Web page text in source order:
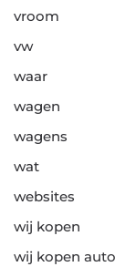
vroom
vw
waar
wagen
wagens
wat
websites
wij kopen
wij kopen auto